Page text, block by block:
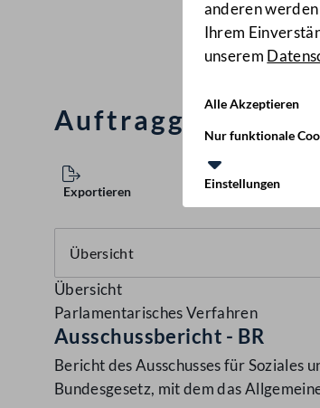
anderen
Ihrem
unserem
Alle Akzeptieren
Nur funktionale
Einstellungen
Exportieren
Übersicht
Parlamentarisches Verfahren
Ausschussbericht - BR
Bericht des Ausschusses für Soziales
Bundesgesetz, mit dem das